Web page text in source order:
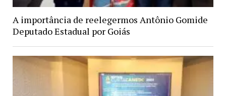
A importância de reelegermos Antônio Gomide
Deputado Estadual por Goiás